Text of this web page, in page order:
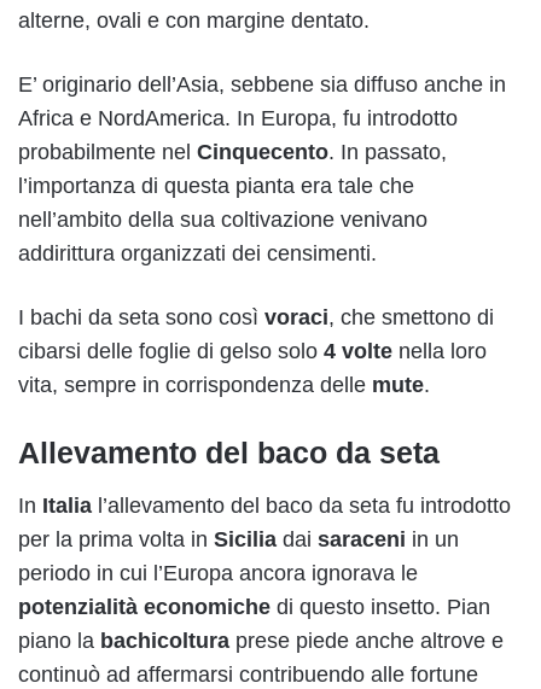
alterne, ovali e con margine dentato.
E’ originario dell’Asia, sebbene sia diffuso anche in
Africa e NordAmerica. In Europa, fu introdotto
probabilmente nel Cinquecento. In passato,
l’importanza di questa pianta era tale che
nell’ambito della sua coltivazione venivano
addirittura organizzati dei censimenti.
I bachi da seta sono così voraci, che smettono di
cibarsi delle foglie di gelso solo 4 volte nella loro
vita, sempre in corrispondenza delle mute.
Allevamento del baco da seta
In Italia l’allevamento del baco da seta fu introdotto
per la prima volta in Sicilia dai saraceni in un
periodo in cui l’Europa ancora ignorava le
potenzialità economiche di questo insetto. Pian
piano la bachicoltura prese piede anche altrove e
continuò ad affermarsi contribuendo alle fortune